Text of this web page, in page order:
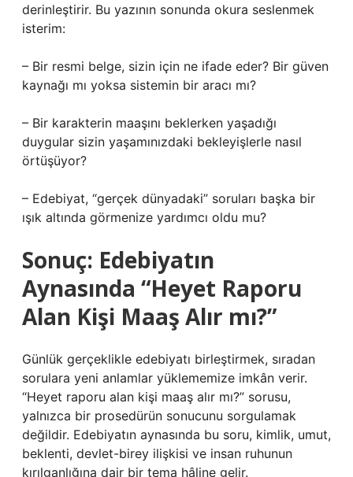
derinleştirir. Bu yazının sonunda okura seslenmek
isterim:
– Bir resmi belge, sizin için ne ifade eder? Bir güven
kaynağı mı yoksa sistemin bir aracı mı?
– Bir karakterin maaşını beklerken yaşadığı
duygular sizin yaşamınızdaki bekleyişlerle nasıl
örtüşüyor?
– Edebiyat, “gerçek dünyadaki” soruları başka bir
ışık altında görmenize yardımcı oldu mu?
Sonuç: Edebiyatın
Aynasında “Heyet Raporu
Alan Kişi Maaş Alır mı?”
Günlük gerçeklikle edebiyatı birleştirmek, sıradan
sorulara yeni anlamlar yüklememize imkân verir.
“Heyet raporu alan kişi maaş alır mı?” sorusu,
yalnızca bir prosedürün sonucunu sorgulamak
değildir. Edebiyatın aynasında bu soru, kimlik, umut,
beklenti, devlet-birey ilişkisi ve insan ruhunun
kırılganlığına dair bir tema hâline gelir.